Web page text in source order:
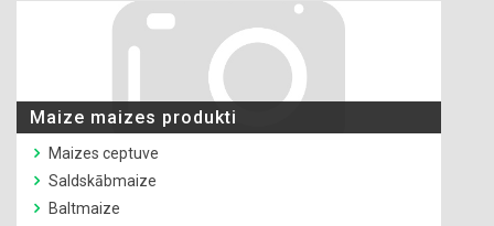
Maize maizes produkti
Maizes ceptuve
Saldskābmaize
Baltmaize